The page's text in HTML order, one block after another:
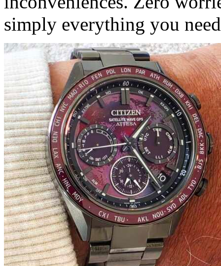
simply everything you